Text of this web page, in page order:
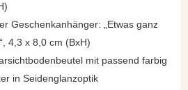
Geschenkanhänger: „Etwas ganz
4,3 x 8,0 cm (BxH)
mit passend farbig
in Seidenglanzoptik